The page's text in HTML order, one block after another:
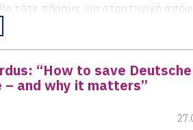
τότε πήραμε μια στρατηγική
νέους αυτούς σταθμούς – οι
– και να επιδιώξουμε
των προγραμμάτων μας. Θυμάμαι
να διασχίζω την Ελλάδα,
πρωτοπόρους του νέου,
“How to save Deutsche
– and why it matters”